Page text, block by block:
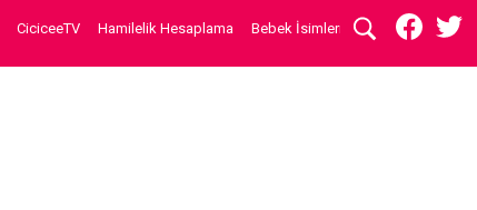
CiciceeTV Hamilelik Hesaplama Bebek İsimleri